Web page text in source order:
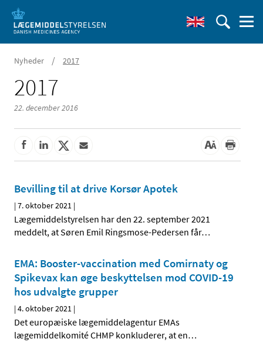
Nyheder / 2017
2017
22. december 2016
Bevilling til at drive Korsør Apotek
|7. oktober 2021 |
Lægemiddelstyrelsen har den 22. september 2021
meddelt, at Søren Emil Ringsmose-Pedersen får…
EMA: Booster-vaccination med Comirnaty og
Spikevax kan øge beskyttelsen mod COVID-19
hos udvalgte grupper
|4. oktober 2021 |
Det europæiske lægemiddelagentur EMAs
lægemiddelkomité CHMP konkluderer, at en…